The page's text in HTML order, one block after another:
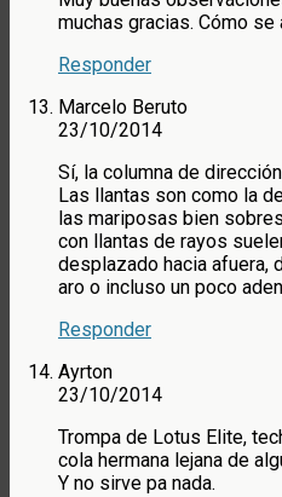
muchas gracias. Cómo se
Responder
Marcelo Beruto
23/10/2014
Sí, la columna de
Las llantas son como la
las mariposas bien
con llantas de rayos
desplazado hacia afuera,
aro o incluso un poco
Responder
Ayrton
23/10/2014
Trompa de Lotus Elite,
cola hermana lejana de
Y no sirve pa nada.